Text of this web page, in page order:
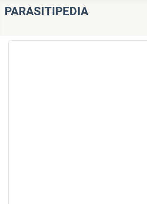
PARASITIPEDIA